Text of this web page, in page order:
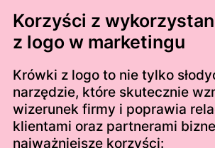
Korzyści z
z logo w marketingu
Krówki z logo to nie tylko
narzędzie, które skutecznie
wizerunek firmy i poprawia
klientami oraz partnerami
najważniejsze korzyści: